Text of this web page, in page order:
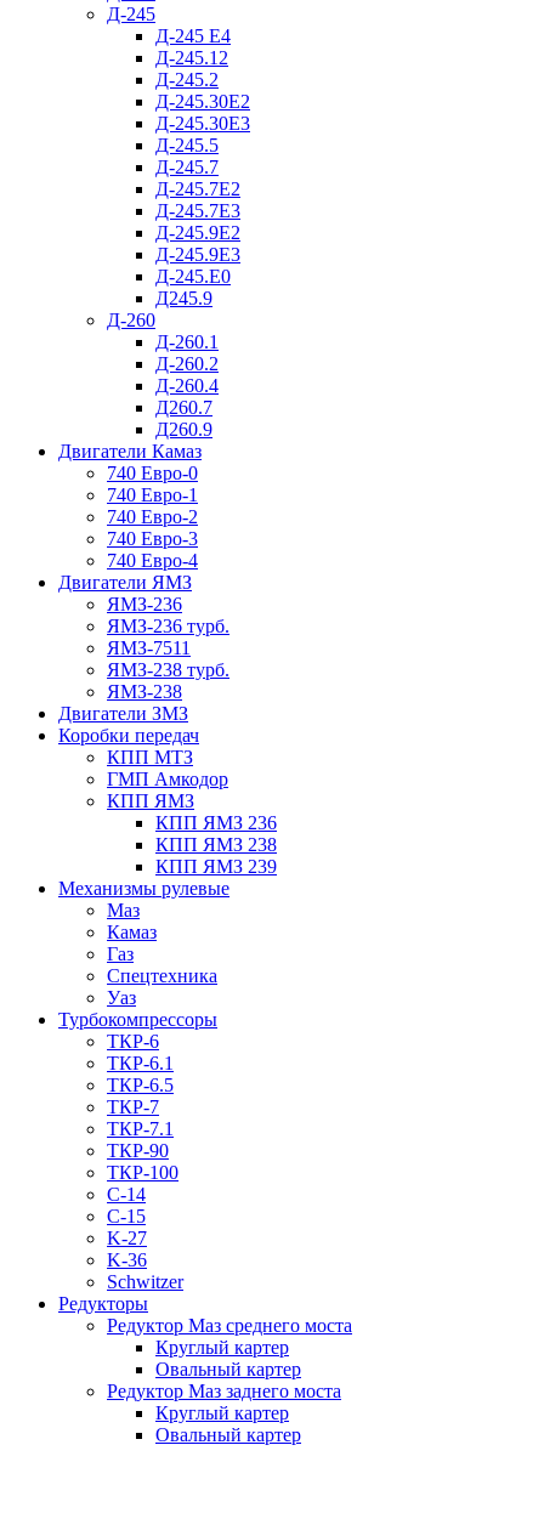
Д-245
Д-245 Е4
Д-245.12
Д-245.2
Д-245.30Е2
Д-245.30Е3
Д-245.5
Д-245.7
Д-245.7Е2
Д-245.7Е3
Д-245.9Е2
Д-245.9Е3
Д-245.Е0
Д245.9
Д-260
Д-260.1
Д-260.2
Д-260.4
Д260.7
Д260.9
Двигатели Камаз
740 Евро-0
740 Евро-1
740 Евро-2
740 Евро-3
740 Евро-4
Двигатели ЯМЗ
ЯМЗ-236
ЯМЗ-236 турб.
ЯМЗ-7511
ЯМЗ-238 турб.
ЯМЗ-238
Двигатели ЗМЗ
Коробки передач
КПП МТЗ
ГМП Амкодор
КПП ЯМЗ
КПП ЯМЗ 236
КПП ЯМЗ 238
КПП ЯМЗ 239
Механизмы рулевые
Маз
Камаз
Газ
Спецтехника
Уаз
Турбокомпрессоры
ТКР-6
ТКР-6.1
ТКР-6.5
ТКР-7
ТКР-7.1
ТКР-90
ТКР-100
C-14
C-15
K-27
K-36
Schwitzer
Редукторы
Редуктор Маз среднего моста
Круглый картер
Овальный картер
Редуктор Маз заднего моста
Круглый картер
Овальный картер